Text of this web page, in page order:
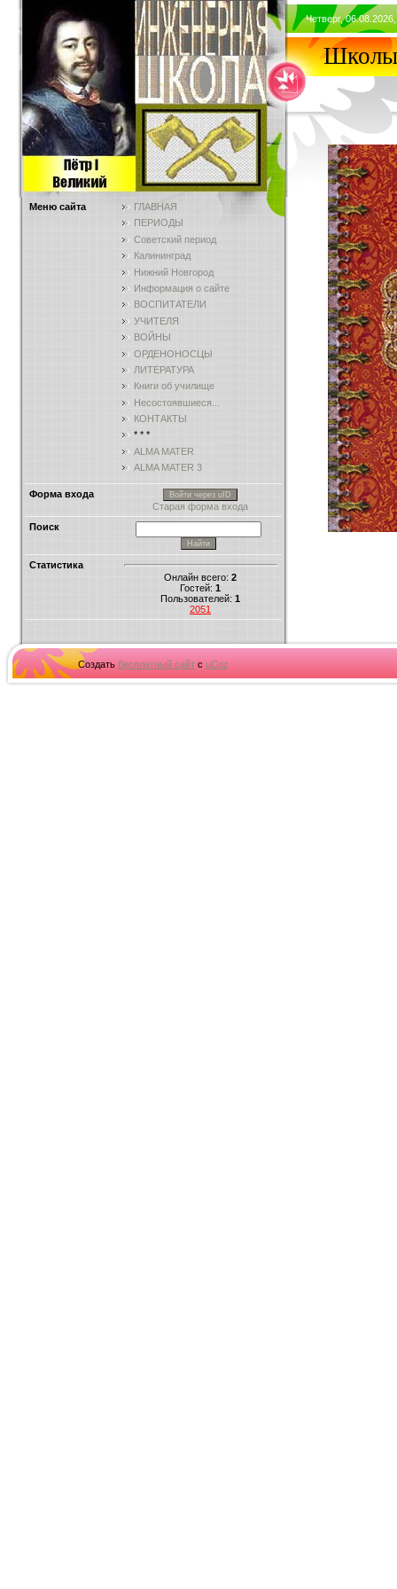
Меню сайта
ГЛАВНАЯ
ПЕРИОДЫ
Советский период
Калининград
Нижний Новгород
Информация о сайте
ВОСПИТАТЕЛИ
УЧИТЕЛЯ
ВОЙНЫ
ОРДЕНОНОСЦЫ
ЛИТЕРАТУРА
Книги об училище
Несостоявшиеся...
КОНТАКТЫ
* * *
ALMA MATER
ALMA MATER 3
Форма входа Войти через uID
Старая форма входа
Поиск
Статистика
Онлайн всего: 2
Гостей: 1
Пользователей: 1
2051
Четверг,
Школы
Создать бесплатный сайтс uCoz